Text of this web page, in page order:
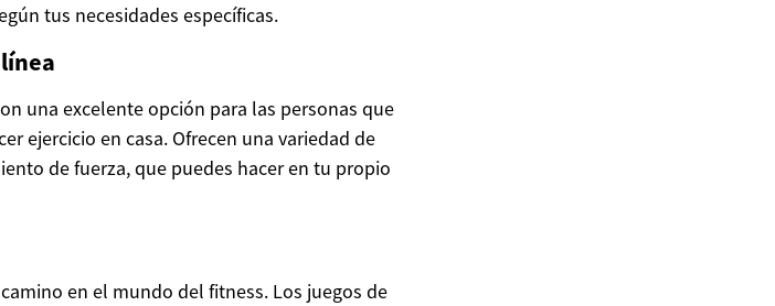
tus necesidades específicas.
una excelente opción para las personas que
ejercicio en casa. Ofrecen una variedad de
de fuerza, que puedes hacer en tu propio
en el mundo del fitness. Los juegos de